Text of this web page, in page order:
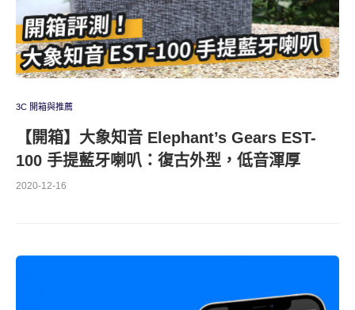
3C 開箱與推薦
【開箱】大象知音 Elephant’s Gears EST-
100 手提藍牙喇叭：復古外型，低音渾厚
2020-12-16